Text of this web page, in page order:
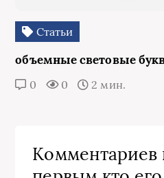
Статьи
объемные световые
0 0 2 мин.
Комментариев